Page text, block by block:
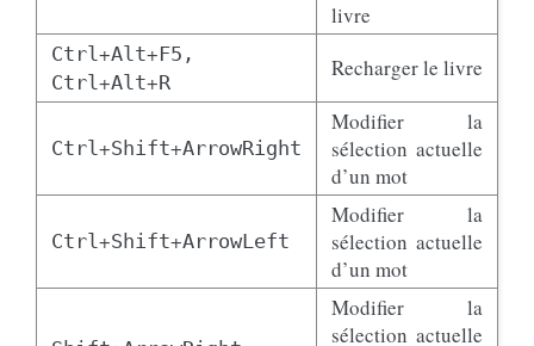
livre
Ctrl +Alt+F5,
Ctrl +Alt+R
Recharger le livre
Ctrl +Shift+ArrowRight
Modifier la
sélection actuelle
d’un mot
Ctrl +Shift+ArrowLeft
Modifier la
sélection actuelle
d’un mot
Modifier la
sélection actuelle